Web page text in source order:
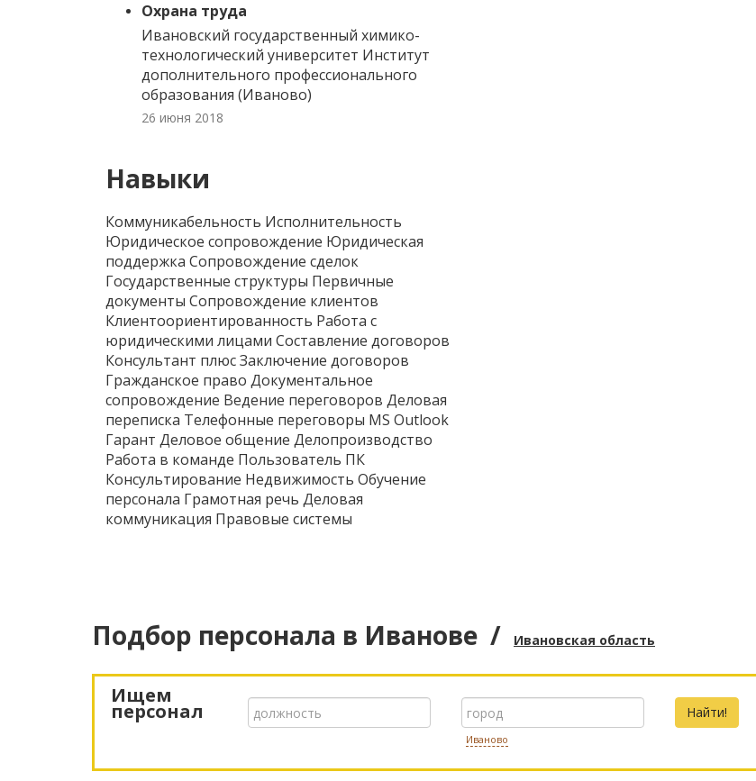
Охрана труда
Ивановский государственный химико-
технологический университет Институт
дополнительного профессионального
образования (Иваново)
26 июня 2018
Навыки
Коммуникабельность Исполнительность
Юридическое сопровождение Юридическая
поддержка Сопровождение сделок
Государственные структуры Первичные
документы Сопровождение клиентов
Клиентоориентированность Работа с
юридическими лицами Составление договоров
Консультант плюс Заключение договоров
Гражданское право Документальное
сопровождение Ведение переговоров Деловая
переписка Телефонные переговоры MS Outlook
Гарант Деловое общение Делопроизводство
Работа в команде Пользователь ПК
Консультирование Недвижимость Обучение
персонала Грамотная речь Деловая
коммуникация Правовые системы
Подбор персонала в Иванове / Ивановская область
Ищем
персонал
Иваново